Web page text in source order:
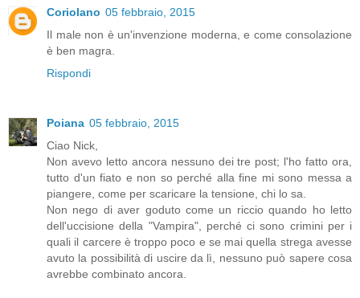
Coriolano 05 febbraio, 2015
Il male non è un'invenzione moderna, e come consolazione
è ben magra.
Rispondi
Poiana 05 febbraio, 2015
Ciao Nick,
Non avevo letto ancora nessuno dei tre post; l'ho fatto ora,
tutto d'un fiato e non so perché alla fine mi sono messa a
piangere, come per scaricare la tensione, chi lo sa.
Non nego di aver goduto come un riccio quando ho letto
dell'uccisione della "Vampira", perché ci sono crimini per i
quali il carcere è troppo poco e se mai quella strega avesse
avuto la possibilità di uscire da lì, nessuno può sapere cosa
avrebbe combinato ancora.